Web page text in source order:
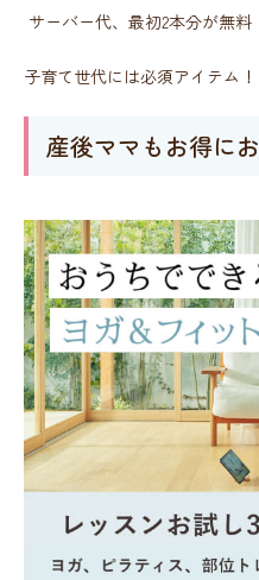
サーバー代、最初2本分が無料
子育て世代には必須アイテム！
産後ママもお得に